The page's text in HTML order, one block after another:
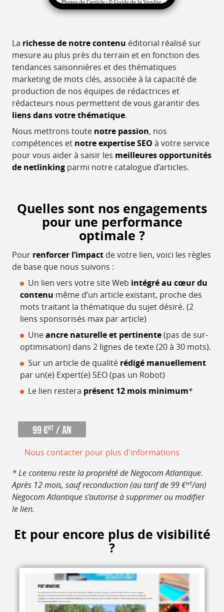
La richesse de notre contenu éditorial réalisé sur
mesure au plus près du terrain et en fonction des
tendances saisonnières et des thématiques
marketing de mots clés, associée à la capacité de
production de nos équipes de rédactrices et
rédacteurs nous permettent de vous garantir des
liens dans votre thématique.
Nous mettrons toute notre passion, nos
compétences et notre expertise SEO à votre service
pour vous aider à saisir les meilleures opportunités
de netlinking parmi notre catalogue d’articles.
Quelles sont nos engagements
pour une performance
optimale ?
Pour renforcer l’impact de votre lien, voici les règles
de base que nous suivons :
Un lien vers votre site Web intégré au cœur du
contenu même d’un article existant, proche des
mots traitant la thématique du sujet désiré. (2
liens sponsorisés max par article)
Uneancre naturelle et pertinente(pas de sur-
optimisation) dans 2 lignes de texte (20 à 30 mots).
Sur un article de qualité rédigé manuellement
par un(e) Expert(e) SEO (pas un Robot)
Le lien restera présent 12 mois minimum*
99 €HT / an
Nous contacter pour plus d'informations
* Le contenu reste la propriété de Negocom Atlantique.
Après 12 mois, sauf reconduction (au tarif de 99 €HT/an)
Negocom Atlantique s’autorise à supprimer ou modifier
le lien.
Et pour encore plus de visibilité
?